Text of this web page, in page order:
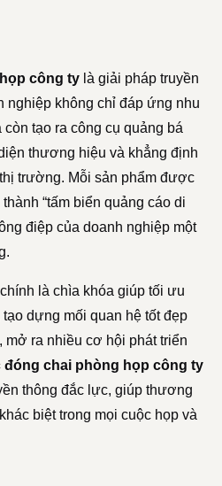
công ty là giải pháp truyền
nghiệp không chỉ đáp ứng nhu
tạo ra công cụ quảng bá
thương hiệu và khẳng định
trường. Mỗi sản phẩm được
“tấm biển quảng cáo di
điệp của doanh nghiệp một
là chìa khóa giúp tối ưu
dựng mối quan hệ tốt đẹp
mở ra nhiều cơ hội phát triển
chai phòng họp công ty
thông đắc lực, giúp thương
biệt trong mọi cuộc họp và